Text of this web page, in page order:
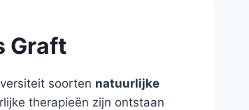
Graft
soorten natuurlijke
therapieën zijn ontstaan